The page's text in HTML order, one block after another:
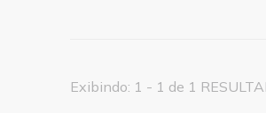
Exibindo: 1 - 1 de 1